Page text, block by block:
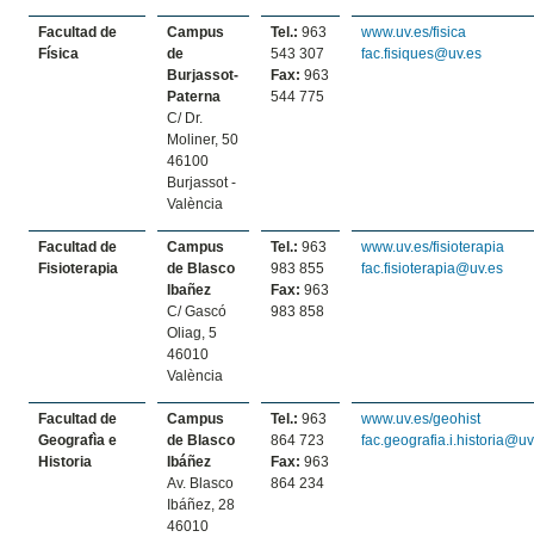
Facultad de
Física
Campus
de
Burjassot-
Paterna
C/ Dr.
Moliner, 50
46100
Burjassot -
València
Tel.: 963
543 307
Fax: 963
544 775
www.uv.es/fisica
fac.fisiques@uv.es
Facultad de
Fisioterapia
Campus
de Blasco
Ibañez
C/ Gascó
Oliag, 5
46010
València
Tel.: 963
983 855
Fax: 963
983 858
www.uv.es/fisioterapia
fac.fisioterapia@uv.es
Facultad de
Geografìa e
Historia
Campus
de Blasco
Ibáñez
Av. Blasco
Ibáñez, 28
46010
Tel.: 963
864 723
Fax: 963
864 234
www.uv.es/geohist